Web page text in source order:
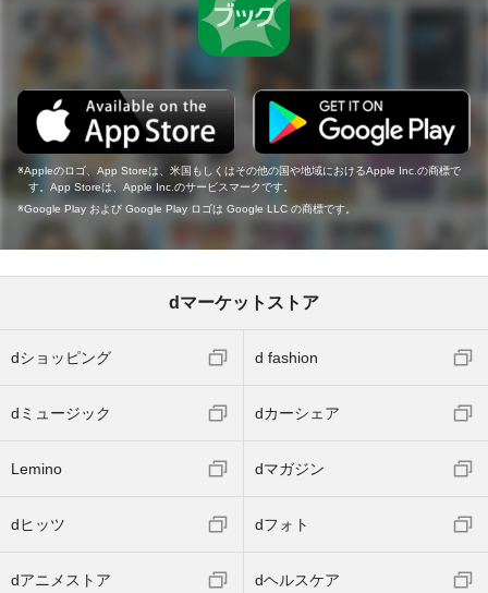
Appleのロゴ、App Storeは、米国もしくはその他の国や地域におけるApple Inc.の商標で
す。App Storeは、Apple Inc.のサービスマークです。
Google Play および Google Play ロゴは Google LLC の商標です。
dマーケットストア
dショッピング d fashion
dミュージック dカーシェア
Lemino dマガジン
dヒッツ dフォト
dアニメストア dヘルスケア